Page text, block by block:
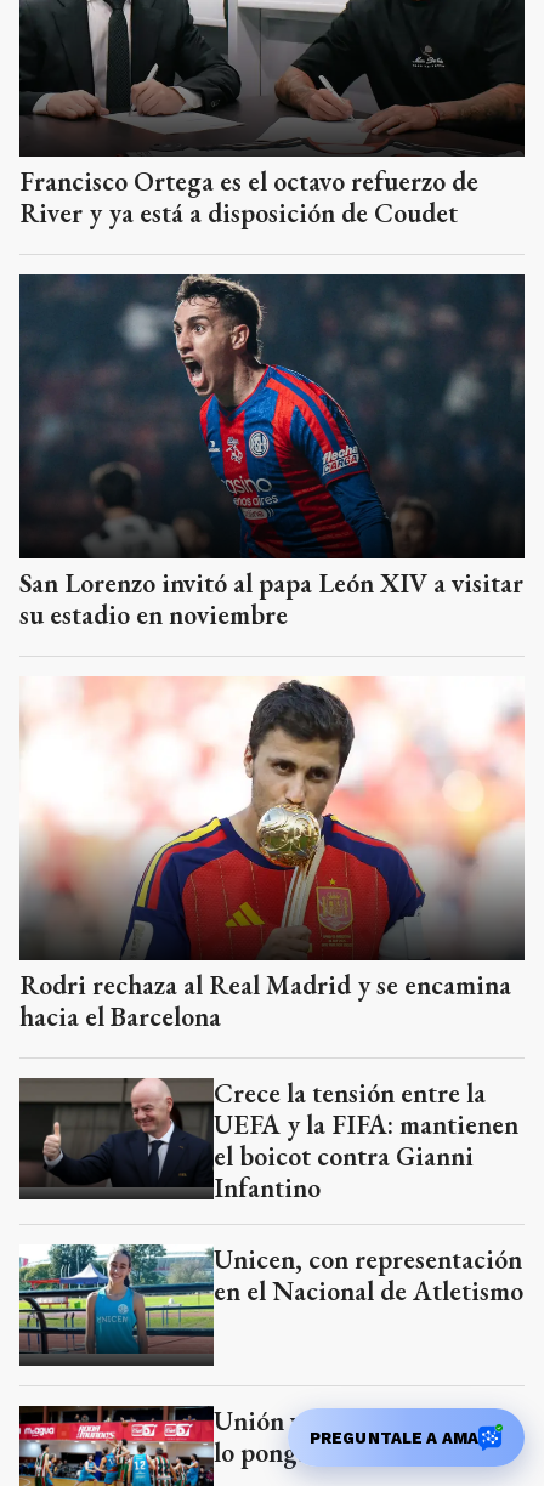
Francisco Ortega es el octavo refuerzo de
River y ya está a disposición de Coudet
San Lorenzo invitó al papa León XIV a visitar
su estadio en noviembre
Rodri rechaza al Real Madrid y se encamina
hacia el Barcelona
Crece la tensión entre la
UEFA y la FIFA: mantienen
el boicot contra Gianni
Infantino
Unicen, con representación
en el Nacional de Atletismo
Unión va por el triunfo que
lo ponga en otra instancia
PREGUNTALE A AMA